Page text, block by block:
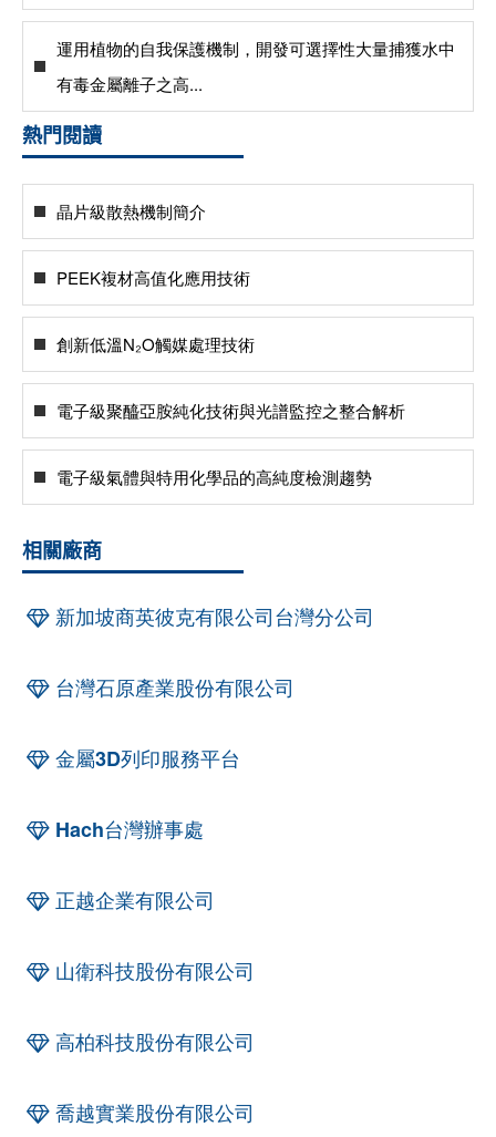
運用植物的自我保護機制，開發可選擇性大量捕獲水中
有毒金屬離子之高...
熱門閱讀
晶片級散熱機制簡介
PEEK複材高值化應用技術
創新低溫N₂O觸媒處理技術
電子級聚醯亞胺純化技術與光譜監控之整合解析
電子級氣體與特用化學品的高純度檢測趨勢
相關廠商
新加坡商英彼克有限公司台灣分公司
台灣石原產業股份有限公司
金屬3D列印服務平台
Hach台灣辦事處
正越企業有限公司
山衛科技股份有限公司
高柏科技股份有限公司
喬越實業股份有限公司